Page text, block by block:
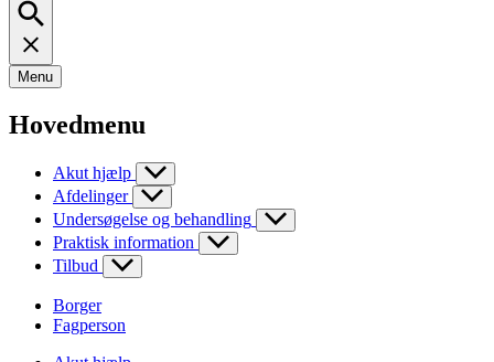
Menu
Hovedmenu
Akut hjælp
Afdelinger
Undersøgelse og behandling
Praktisk information
Tilbud
Borger
Fagperson